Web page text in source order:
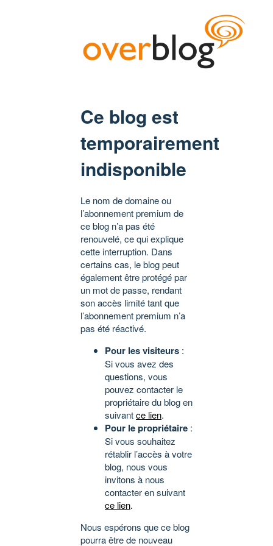
Ce blog est
temporairement
indisponible
Le nom de domaine ou
l’abonnement premium de
ce blog n’a pas été
renouvelé, ce qui explique
cette interruption. Dans
certains cas, le blog peut
également être protégé par
un mot de passe, rendant
son accès limité tant que
l’abonnement premium n’a
pas été réactivé.
Pour les visiteurs :
Si vous avez des
questions, vous
pouvez contacter le
propriétaire du blog en
suivantce lien.
Pour le propriétaire :
Si vous souhaitez
rétablir l’accès à votre
blog, nous vous
invitons à nous
contacter en suivant
ce lien.
Nous espérons que ce blog
pourra être de nouveau